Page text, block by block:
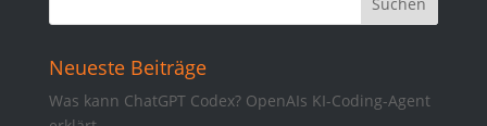
Neueste Beiträge
Was kann ChatGPT Codex? OpenAIs KI-Coding-Agent